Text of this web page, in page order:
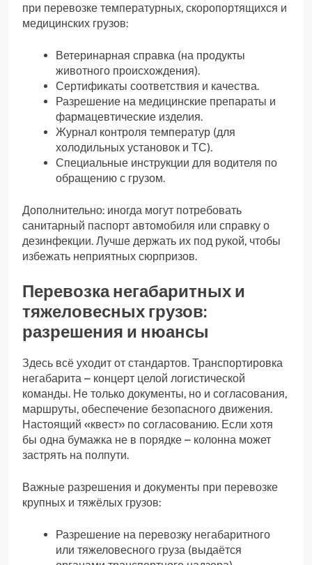
при перевозке температурных, скоропортящихся и
медицинских грузов:
Ветеринарная справка (на продукты
животного происхождения).
Сертификаты соответствия и качества.
Разрешение на медицинские препараты и
фармацевтические изделия.
Журнал контроля температур (для
холодильных установок и ТС).
Специальные инструкции для водителя по
обращению с грузом.
Дополнительно: иногда могут потребовать
санитарный паспорт автомобиля или справку о
дезинфекции. Лучше держать их под рукой, чтобы
избежать неприятных сюрпризов.
Перевозка негабаритных и
тяжеловесных грузов:
разрешения и нюансы
Здесь всё уходит от стандартов. Транспортировка
негабарита – концерт целой логистической
команды. Не только документы, но и согласования,
маршруты, обеспечение безопасного движения.
Настоящий «квест» по согласованию. Если хотя
бы одна бумажка не в порядке – колонна может
застрять на полпути.
Важные разрешения и документы при перевозке
крупных и тяжёлых грузов:
Разрешение на перевозку негабаритного
или тяжеловесного груза (выдаётся